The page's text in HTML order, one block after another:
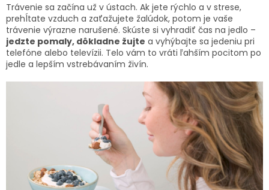
Trávenie sa začína už v ústach. Ak jete rýchlo a v strese,
prehĺtate vzduch a zaťažujete žalúdok, potom je vaše
trávenie výrazne narušené. Skúste si vyhradiť čas na jedlo –
jedzte pomaly, dôkladne žujte a vyhýbajte sa jedeniu pri
telefóne alebo televízii. Telo vám to vráti ľahším pocitom po
jedle a lepším vstrebávaním živín.